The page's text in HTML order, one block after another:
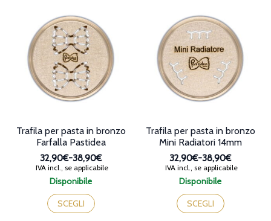
opzioni
possono
essere
scelte
nella
pagina
del
prodotto
Le
opzioni
possono
essere
scelte
nella
pagina
Disponibile
Trafila per pasta in bronzo
Farfalla Pastidea
32,90€-38,90€
Fascia
di
da
32,90€
IVA incl., se applicabile
SCEGLI
Questo
prodotto
ha
Disponibile
Trafila per pasta in bronzo
Mini Radiatori 14mm
32,90€-38,90€
Fascia
di
da
32,90€
IVA incl., se applicabile
SCEGLI
Questo
prodotto
ha